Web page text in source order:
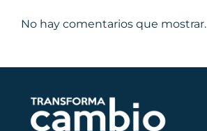
No hay comentarios que mostrar.